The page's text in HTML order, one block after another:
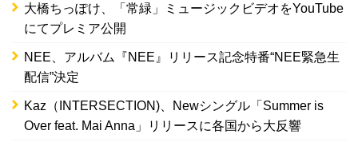
大橋ちっぽけ、「常緑」ミュージックビデオをYouTube
にてプレミア公開
NEE、アルバム『NEE』リリース記念特番“NEE緊急生
配信”決定
Kaz（INTERSECTION)、Newシングル「Summer is
Over feat. Mai Anna」リリースに各国から大反響